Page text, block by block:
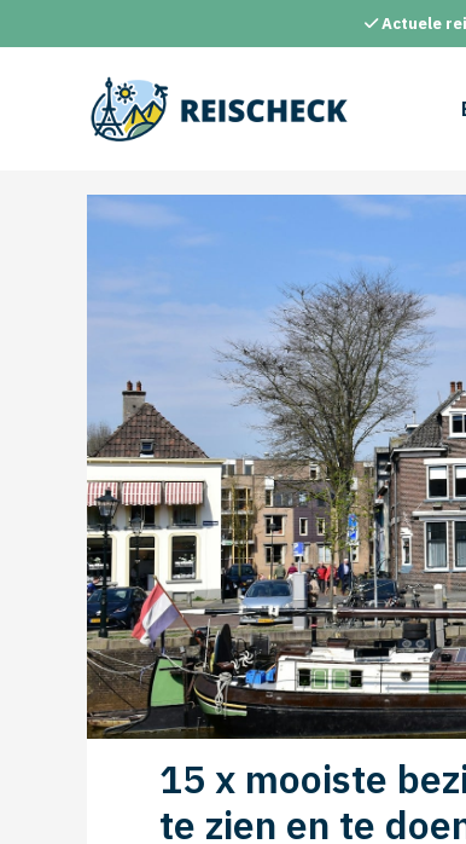
naar
Actuele
15 x mooiste
te zien en te